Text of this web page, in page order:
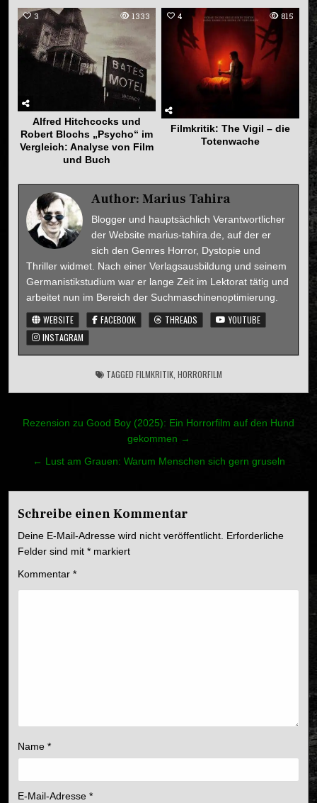
3 1333
Alfred Hitchcocks und
Robert Blochs „Psycho“ im
Vergleich: Analyse von Film
und Buch
4 815
Filmkritik: The Vigil – die
Totenwache
Author: Marius Tahira
Blogger und hauptsächlich Verantwortlicher
der Website marius-tahira.de, auf der er
sich den Genres Horror, Dystopie und
Thriller widmet. Nach einer Verlagsausbildung und seinem
Germanistikstudium war er lange Zeit im Lektorat tätig und
arbeitet nun im Bereich der Suchmaschinenoptimierung.
WEBSITE FACEBOOK THREADS
YOUTUBE
INSTAGRAM
TAGGED FILMKRITIK, HORRORFILM
Beitragsnavigation
Rezension zu Good Boy (2025): Ein Horrorfilm auf den Hund
gekommen →
← Lust am Grauen: Warum Menschen sich gern gruseln
Schreibe einen Kommentar
Deine E-Mail-Adresse wird nicht veröffentlicht. Erforderliche
Felder sind mit* markiert
Kommentar*
Name*
E-Mail-Adresse*